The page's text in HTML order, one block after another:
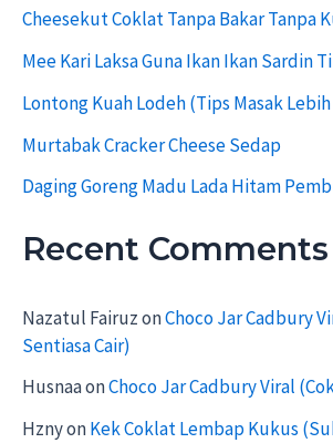
o
:
Cheesekut Coklat Tanpa Bakar Tanpa
Mee Kari Laksa Guna Ikan Ikan Sardin
Lontong Kuah Lodeh (Tips Masak
Murtabak Cracker Cheese Sedap
Daging Goreng Madu Lada Hitam
Recent Comments
Nazatul FairuzonChoco Jar Cadbury
Sentiasa Cair)
HusnaaonChoco Jar Cadbury Viral
HznyonKek Coklat Lembap Kukus